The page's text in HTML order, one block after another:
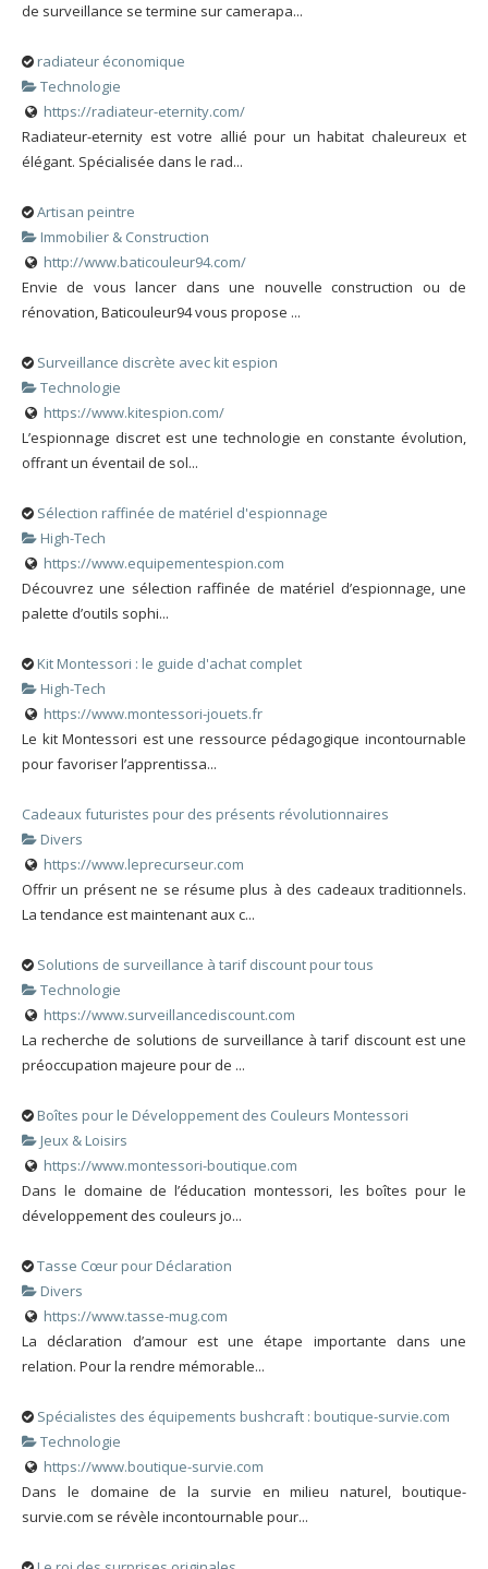
de surveillance se termine sur camerapa...
radiateur économique
Technologie
https://radiateur-eternity.com/
Radiateur-eternity est votre allié pour un habitat chaleureux et
élégant. Spécialisée dans le rad...
Artisan peintre
Immobilier & Construction
http://www.baticouleur94.com/
Envie de vous lancer dans une nouvelle construction ou de
rénovation, Baticouleur94 vous propose ...
Surveillance discrète avec kit espion
Technologie
https://www.kitespion.com/
L’espionnage discret est une technologie en constante évolution,
offrant un éventail de sol...
Sélection raffinée de matériel d'espionnage
High-Tech
https://www.equipementespion.com
Découvrez une sélection raffinée de matériel d’espionnage, une
palette d’outils sophi...
Kit Montessori : le guide d'achat complet
High-Tech
https://www.montessori-jouets.fr
Le kit Montessori est une ressource pédagogique incontournable
pour favoriser l’apprentissa...
Cadeaux futuristes pour des présents révolutionnaires
Divers
https://www.leprecurseur.com
Offrir un présent ne se résume plus à des cadeaux traditionnels.
La tendance est maintenant aux c...
Solutions de surveillance à tarif discount pour tous
Technologie
https://www.surveillancediscount.com
La recherche de solutions de surveillance à tarif discount est une
préoccupation majeure pour de ...
Boîtes pour le Développement des Couleurs Montessori
Jeux & Loisirs
https://www.montessori-boutique.com
Dans le domaine de l’éducation montessori, les boîtes pour le
développement des couleurs jo...
Tasse Cœur pour Déclaration
Divers
https://www.tasse-mug.com
La déclaration d’amour est une étape importante dans une
relation. Pour la rendre mémorable...
Spécialistes des équipements bushcraft : boutique-survie.com
Technologie
https://www.boutique-survie.com
Dans le domaine de la survie en milieu naturel, boutique-
survie.com se révèle incontournable pour...